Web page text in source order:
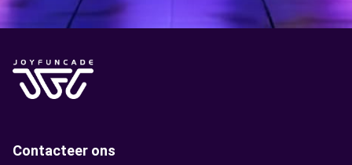
Contacteer ons